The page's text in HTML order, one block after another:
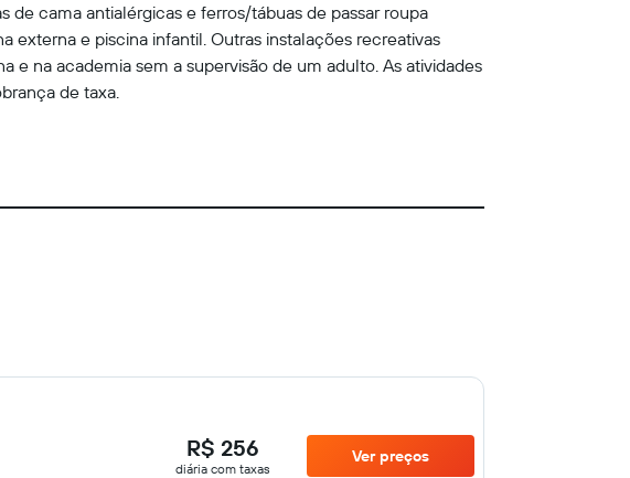
de cama antialérgicas e ferros/tábuas de passar roupa
externa e piscina infantil. Outras instalações recreativas
e na academia sem a supervisão de um adulto. As atividades
de taxa.
R$ 256
diária com taxas
Ver preços